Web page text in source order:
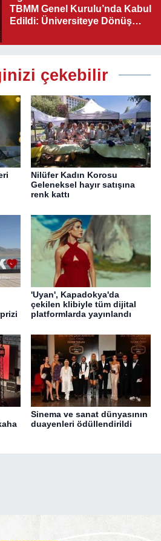
TBMM Genel Kurulu’nda Kabul
Edildi: Üniversiteye Dönüş
çekebilir
Nilüfer Kadın Korosu
Geleneksel hayır satışına
renk kattı
'Uyan', Kapadokya'da
çekilen klibiyle tüm dijital
platformlarda yayınlandı
Sinema ve sanat dünyasının
duayenleri ödüllendirildi